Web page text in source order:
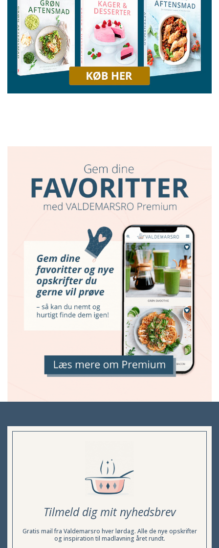
Tilmeld dig mit nyhedsbrev
Gratis mail fra Valdemarsro hver lørdag. Alle de nye opskrifter
og inspiration til madlavning året rundt.